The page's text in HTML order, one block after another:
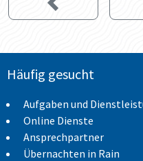
Häufig gesucht
Aufgaben und
Online Dienste
Ansprechpartner
Übernachten in Rain